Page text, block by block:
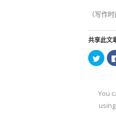
（写作
共享此文
点
击
共
享
（在
新
You